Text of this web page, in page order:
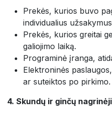
Prekės, kurios buvo
individualius
Prekės, kurios greitai
galiojimo laiką.
Programinė įranga,
Elektroninės
ar suteiktos po pirkimo.
4. Skundų ir ginčų